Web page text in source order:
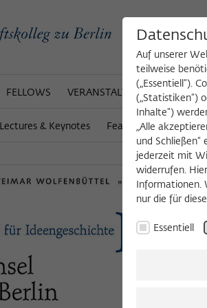
FELLOWS VERANSTALTUNGEN
Lectures & Keynotes Features Köpfe
Auf unserer
teilweise
(„Essentiell“).
(„Statistiken“)
Inhalte“)
„Alle
und Schließen“
jederzeit mit
widerrufen.
Informationen.
nur die für
Essentiell